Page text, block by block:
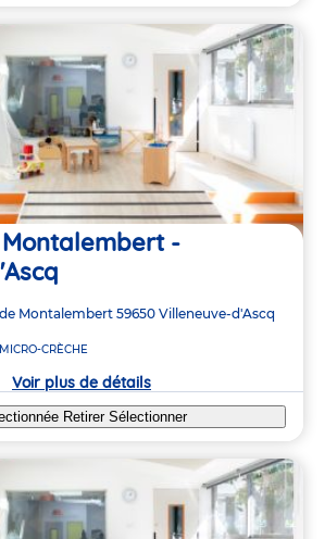
-
Montalembert 59650 Villeneuve-d'Ascq
MICRO-CRÈCHE
Voir plus de détails
Retirer Sélectionner